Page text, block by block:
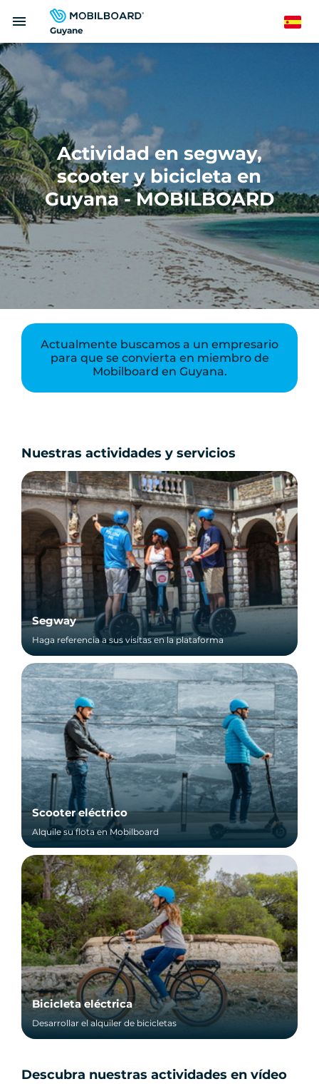
principal
Guyane
menu Spanish
Actividad en segway,
scooter y bicicleta en
Guyana - MOBILBOARD
Actualmente buscamos a un empresario
para que se convierta en miembro de
Mobilboard en Guyana.
Nuestras actividades y servicios
Segway
Haga referencia a sus visitas en la plataforma
Scooter eléctrico
Alquile su flota en Mobilboard
Bicicleta eléctrica
Desarrollar el alquiler de bicicletas
Descubra nuestras actividades en vídeo